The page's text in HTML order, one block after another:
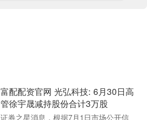
富配配资官网 光弘科技: 6月30日高
管徐宇晟减持股份合计3万股
证券之星消息，根据7月1日市场公开信